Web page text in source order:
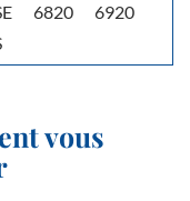
6820
6920
vous